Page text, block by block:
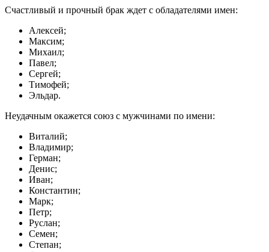
Счастливый и прочный брак ждет с обладателями имен:
Алексей;
Максим;
Михаил;
Павел;
Сергей;
Тимофей;
Эльдар.
Неудачным окажется союз с мужчинами по имени:
Виталий;
Владимир;
Герман;
Денис;
Иван;
Константин;
Марк;
Петр;
Руслан;
Семен;
Степан;